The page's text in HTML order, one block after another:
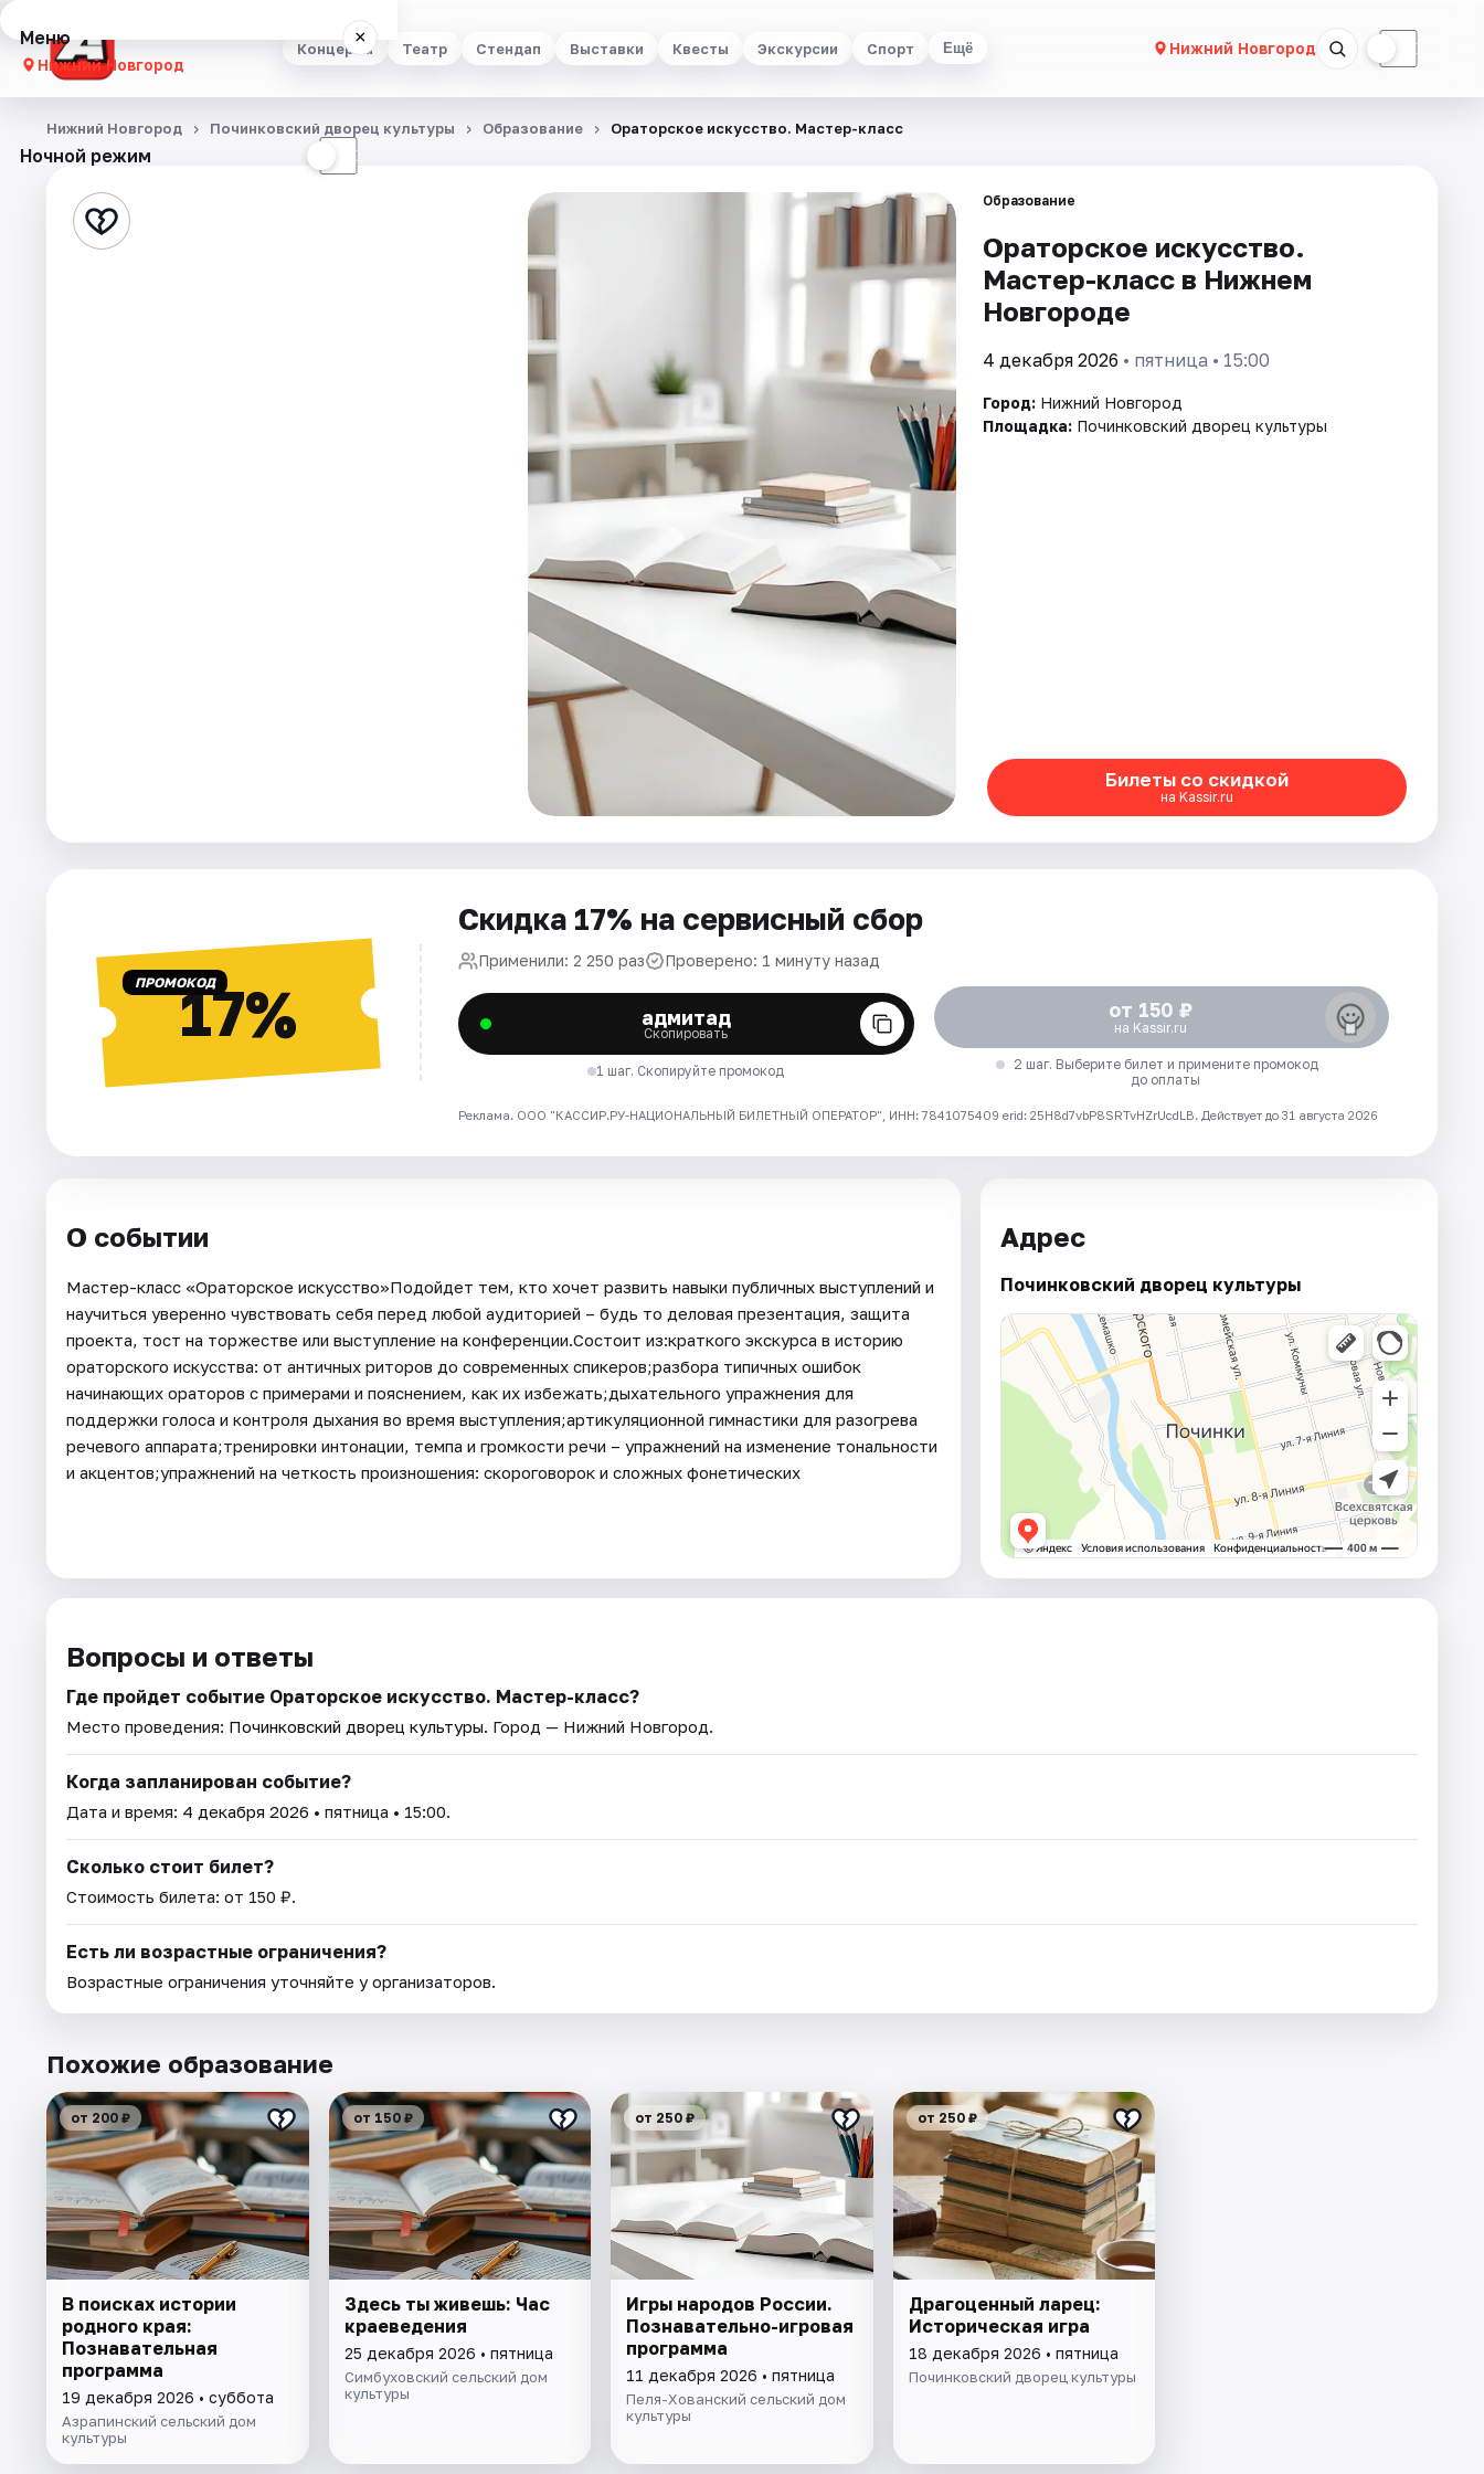
Концерты Театр Стендап Выставки Квесты Экскурсии Спорт Ещё Нижний Новгород ☾
Меню ×
Нижний Новгород
Концерты
Стендап
Ночной режим ☾
Нижний Новгород Починковский дворец культуры Образование Ораторское искусство. Мастер-класс
Образование
Ораторское искусство.
Мастер-класс в Нижнем
Новгороде
4 декабря 2026 • пятница • 15:00
Город: Нижний Новгород
Площадка: Починковский дворец культуры
Билеты со скидкой
на Kassir.ru
ПРОМОКОД17%
Скидка 17% на сервисный сбор
Применили: 2 250 раз Проверено: 1 минуту назад
адмитад
Скопировать
1 шаг. Скопируйте промокод
от 150 ₽
на Kassir.ru
2 шаг. Выберите билет и примените промокод
до оплаты
Реклама. ООО "КАССИР.РУ-НАЦИОНАЛЬНЫЙ БИЛЕТНЫЙ ОПЕРАТОР", ИНН: 7841075409 erid: 25H8d7vbP8SRTvHZrUcdLB. Действует до 31 августа 2026
О событии
Мастер-класс «Ораторское искусство»Подойдет тем, кто хочет развить навыки публичных выступлений и
научиться уверенно чувствовать себя перед любой аудиторией – будь то деловая презентация, защита
проекта, тост на торжестве или выступление на конференции.Состоит из:краткого экскурса в историю
ораторского искусства: от античных риторов до современных спикеров;разбора типичных ошибок
начинающих ораторов с примерами и пояснением, как их избежать;дыхательного упражнения для
поддержки голоса и контроля дыхания во время выступления;артикуляционной гимнастики для разогрева
речевого аппарата;тренировки интонации, темпа и громкости речи – упражнений на изменение тональности
и акцентов;упражнений на четкость произношения: скороговорок и сложных фонетических
Адрес
Починковский дворец культуры
Вопросы и ответы
Где пройдет событие Ораторское искусство. Мастер-класс?
Место проведения: Починковский дворец культуры. Город — Нижний Новгород.
Когда запланирован событие?
Дата и время: 4 декабря 2026 • пятница • 15:00.
Сколько стоит билет?
Стоимость билета: от 150 ₽.
Есть ли возрастные ограничения?
Возрастные ограничения уточняйте у организаторов.
Похожие образование
от 200 ₽
В поисках истории
родного края:
Познавательная
программа
19 декабря 2026 • суббота
Азрапинский сельский дом
культуры
от 150 ₽
Здесь ты живешь: Час
краеведения
25 декабря 2026 • пятница
Симбуховский сельский дом
культуры
от 250 ₽
Игры народов России.
Познавательно-игровая
программа
11 декабря 2026 • пятница
Пеля-Хованский сельский дом
культуры
от 250 ₽
Драгоценный ларец:
Историческая игра
18 декабря 2026 • пятница
Починковский дворец культуры